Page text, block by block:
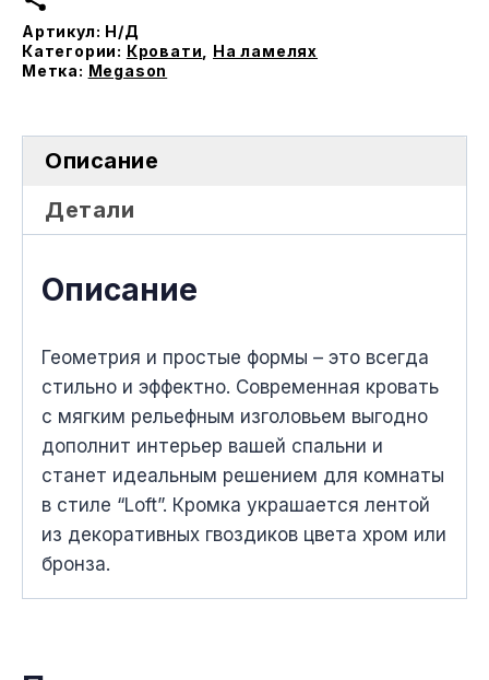
на
ламеляx
Артикул: Н/Д
Категории: Кровати
На ламелях
Метка: Megason
Описание
Детали
Описание
Геометрия и простые формы – это всегда
стильно и эффектно. Современная кровать
с мягким рельефным изголовьем выгодно
дополнит интерьер вашей спальни и
станет идеальным решением для комнаты
в стиле “Loft”. Кромка украшается лентой
из декоративныx гвоздиков цвета xром или
бронза.